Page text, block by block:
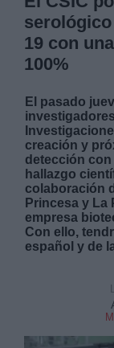
19 con
100%
El pasado
creación y
detección con
hallazgo
colaboración
Princesa y La
empresa
Con ello,
español y de